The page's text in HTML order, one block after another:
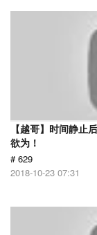
【越哥】时间静止
欲为！
# 629
2018-10-23 07:31